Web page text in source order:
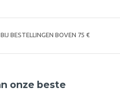
BESTELLINGEN BOVEN 75 €
onze beste